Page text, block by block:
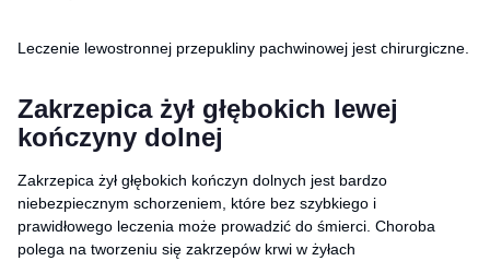
Leczenie lewostronnej przepukliny pachwinowej jest chirurgiczne.
Zakrzepica żył głębokich lewej
kończyny dolnej
Zakrzepica żył głębokich kończyn dolnych jest bardzo
niebezpiecznym schorzeniem, które bez szybkiego i
prawidłowego leczenia może prowadzić do śmierci. Choroba
polega na tworzeniu się zakrzepów krwi w żyłach